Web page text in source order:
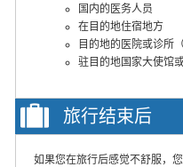
国内的医务人员
在目的地住宿地方
目的地的医院或诊所
驻目的地国家大使馆
旅行结束后
如果您在旅行后感觉不舒服，